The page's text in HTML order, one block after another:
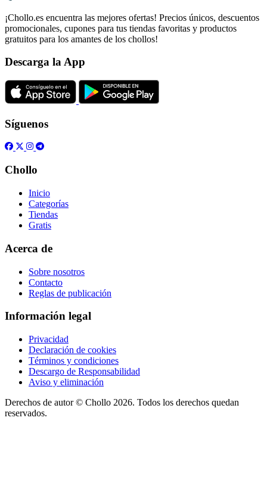
¡Chollo.es encuentra las mejores ofertas! Precios únicos, descuentos
promocionales, cupones para tus tiendas favoritas y productos
gratuitos para los amantes de los chollos!
Descarga la App
Síguenos
Chollo
Inicio
Categorías
Tiendas
Gratis
Acerca de
Sobre nosotros
Contacto
Reglas de publicación
Información legal
Privacidad
Declaración de cookies
Términos y condiciones
Descargo de Responsabilidad
Aviso y eliminación
Derechos de autor © Chollo 2026. Todos los derechos quedan
reservados.